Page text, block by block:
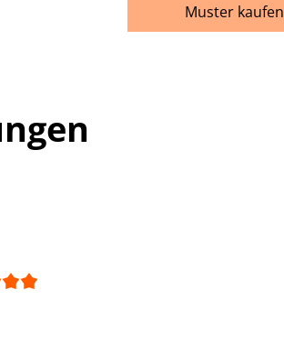
Muster kaufen